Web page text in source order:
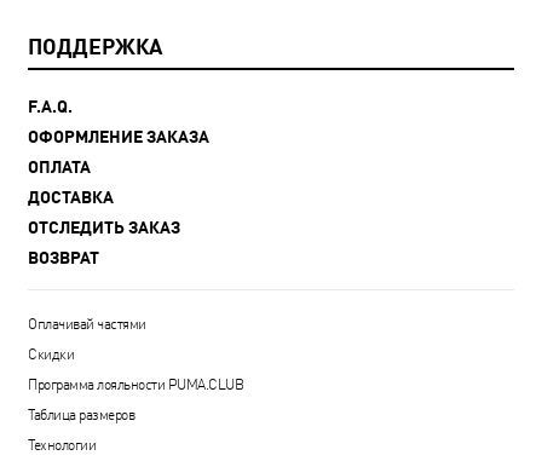
ПОДДЕРЖКА
F.A.Q.
ОФОРМЛЕНИЕ ЗАКАЗА
ОПЛАТА
ДОСТАВКА
ОТСЛЕДИТЬ ЗАКАЗ
ВОЗВРАТ
Оплачивай частями
Скидки
Программа лояльности PUMA.CLUB
Таблица размеров
Технологии